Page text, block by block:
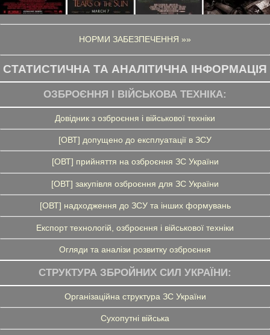
НОРМИ ЗАБЕЗПЕЧЕННЯ »»
СТАТИСТИЧНА ТА АНАЛІТИЧНА ІНФОРМАЦІЯ
ОЗБРОЄННЯ І ВІЙСЬКОВА ТЕХНІКА:
Довідник з озброєння і військової техніки
[ОВТ] допущено до експлуатації в ЗСУ
[ОВТ] прийняття на озброєння ЗС України
[ОВТ] закупівля озброєння для ЗС України
[ОВТ] надходження до ЗСУ та інших формувань
Експорт технологій, озброєння і військової техніки
Огляди та аналізи розвитку озброєння
СТРУКТУРА ЗБРОЙНИХ СИЛ УКРАЇНИ:
Організаційна структура ЗС України
Сухопутні війська